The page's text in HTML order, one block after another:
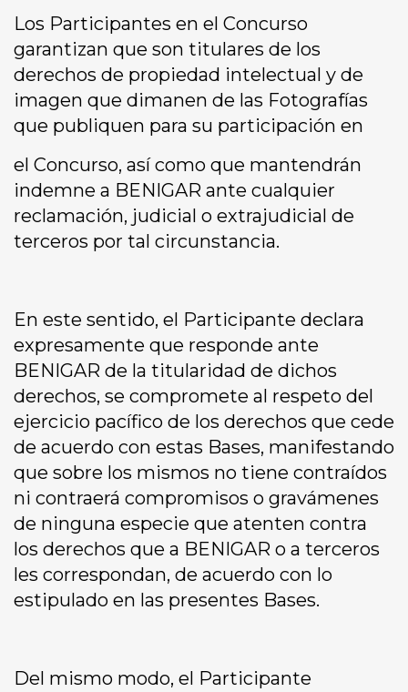
Los Participantes en el Concurso
garantizan que son titulares de los
derechos de propiedad intelectual y de
imagen que dimanen de las Fotografías
que publiquen para su participación en
el Concurso, así como que mantendrán
indemne a BENIGAR ante cualquier
reclamación, judicial o extrajudicial de
terceros por tal circunstancia.
En este sentido, el Participante declara
expresamente que responde ante
BENIGAR de la titularidad de dichos
derechos, se compromete al respeto del
ejercicio pacífico de los derechos que cede
de acuerdo con estas Bases, manifestando
que sobre los mismos no tiene contraídos
ni contraerá compromisos o gravámenes
de ninguna especie que atenten contra
los derechos que a BENIGAR o a terceros
les correspondan, de acuerdo con lo
estipulado en las presentes Bases.
Del mismo modo, el Participante